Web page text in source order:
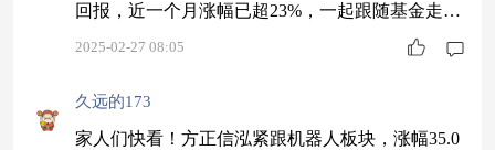
回报，近一个月涨幅已超23%，一起跟随基金走向
财富增长的未来！$方正富邦信泓混合C$
2025-02-27 08:05
久远的173
家人们快看！方正信泓紧跟机器人板块，涨幅35.0